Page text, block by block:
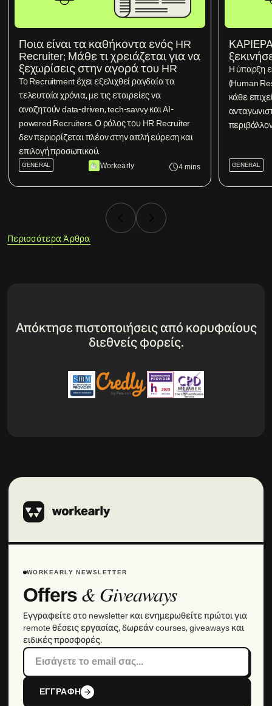
Ποια είναι τα καθήκοντα ενός HR
Recruiter; Μάθε τι χρειάζεται για να
ξεχωρίσεις στην αγορά του HR
Το Recruitment έχει εξελιχθεί ραγδαία τα
τελευταία χρόνια, με τις εταιρείες να
αναζητούν data-driven, tech-savvy και AI-
powered Recruiters. Ο ρόλος του HR Recruiter
δεν περιορίζεται πλέον στην απλή εύρεση και
επιλογή προσωπικού.
GENERAL Workearly 4mins
Η ύπαρξη
(Human
κάθε
GENERAL
Περισσότερα Άρθρα
Απόκτησε πιστοποιήσεις από κορυφαίους
διεθνείς φορείς.
WORKEARLY NEWSLETTER
Offers& Giveaways
Εγγραφείτε στο newsletter και ενημερωθείτε πρώτοι για
remote θέσεις εργασίας, δωρεάν courses, giveaways και
ειδικές προσφορές.
ΕΓΓΡΑΦΗ